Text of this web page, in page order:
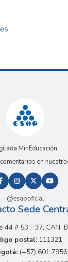
MinEducación
en
@esapoficial
Sede
44 # 53 - 37, CAN,
postal: 111321
(+57) 601